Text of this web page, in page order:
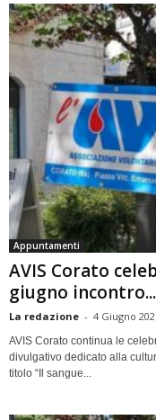
Appuntamenti
AVIS Corato
giugno incontro...
La redazione - 4 Giugno
AVIS Corato continua le
divulgativo dedicato alla
titolo “Il sangue...